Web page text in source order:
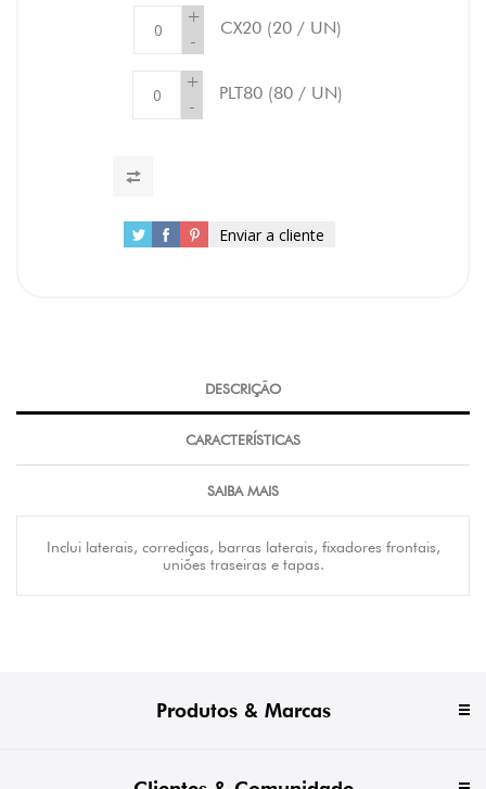
+
-
CX20 (20 / UN)
+
-
PLT80 (80 / UN)
Enviar a cliente
DESCRIÇÃO
CARACTERÍSTICAS
SAIBA MAIS
Inclui laterais, corrediças, barras laterais, fixadores frontais,
uniões traseiras e tapas.
Produtos & Marcas